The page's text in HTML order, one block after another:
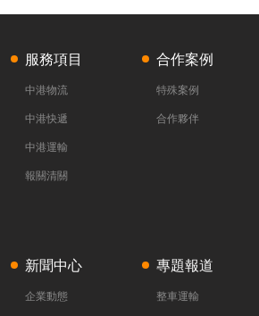
跑了咋整；2. 由于他...
服務項目
中港物流
中港快遞
中港運輸
報關清關
合作案例
特殊案例
合作夥伴
新聞中心
企業動態
專題報道
整車運輸